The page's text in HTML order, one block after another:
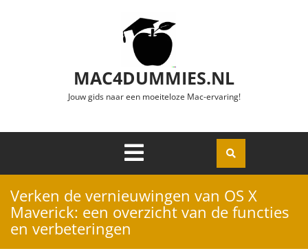
MAC4DUMMIES.NL
Jouw gids naar een moeiteloze Mac-ervaring!
Openen
Verken de vernieuwingen van OS X
Maverick: een overzicht van de functies
en verbeteringen